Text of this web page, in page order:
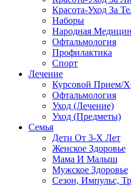
Красота-Уход За
Наборы
Народная
Офтальмология
Профилактика
Спорт
Лечение
Курсовой Прием/
Офтальмология
Уход (Лечение)
Уход (Предметы)
Семья
Дети От 3-Х Лет
Женское Здоровье
Мама И Малыш
Мужское Здоровье
Сезон, Импульс,